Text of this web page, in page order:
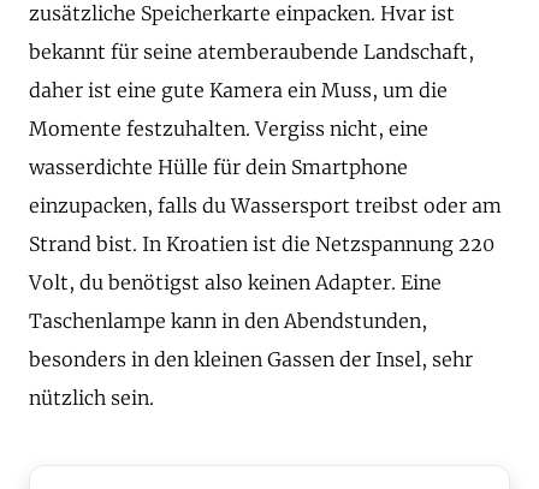
zusätzliche Speicherkarte einpacken. Hvar ist
bekannt für seine atemberaubende Landschaft,
daher ist eine gute Kamera ein Muss, um die
Momente festzuhalten. Vergiss nicht, eine
wasserdichte Hülle für dein Smartphone
einzupacken, falls du Wassersport treibst oder am
Strand bist. In Kroatien ist die Netzspannung 220
Volt, du benötigst also keinen Adapter. Eine
Taschenlampe kann in den Abendstunden,
besonders in den kleinen Gassen der Insel, sehr
nützlich sein.